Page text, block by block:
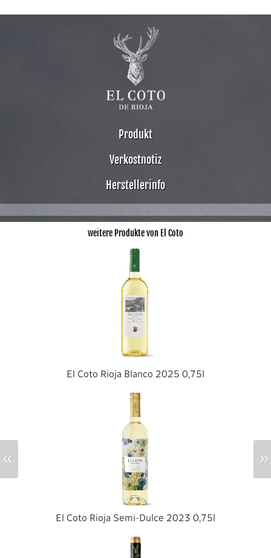
Produkt
Verkostnotiz
Herstellerinfo
weitere Produkte von El Coto
El Coto Rioja Blanco 2025 0,75l
El Coto Rioja Semi-Dulce 2023 0,75l
« »